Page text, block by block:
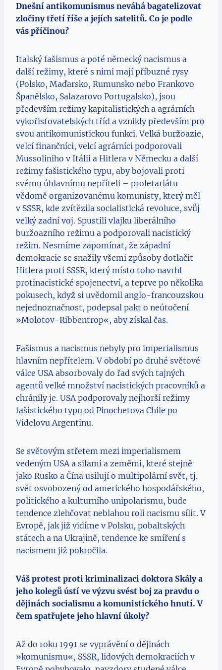
Dnešní antikomunismus neváhá bagatelizovat
zločiny třetí říše a jejích satelitů. Co je podle
vás příčinou?
Italský fašismus a poté německý nacismus a
další režimy, které s nimi mají příbuzné rysy
(Polsko, Maďarsko, Rumunsko nebo Frankovo
Španělsko, Salazarovo Portugalsko), jsou
především režimy kapitalistických a agrárních
vykořisťovatelských tříd a vznikly především pro
svou antikomunistickou funkci. Velká buržoazie,
velcí finančníci, velcí agrárníci podporovali
Mussoliniho v Itálii a Hitlera v Německu a další
režimy fašistického typu, aby bojovali proti
svému úhlavnímu nepříteli – proletariátu
vědomě organizovanému komunisty, který měl
v SSSR, kde zvítězila socialistická revoluce, svůj
velký zadní voj. Spustili vlajku liberálního
buržoazního režimu a podporovali nacistický
režim. Nesmíme zapomínat, že západní
demokracie se snažily všemi způsoby dotlačit
Hitlera proti SSSR, který místo toho navrhl
protinacistické spojenectví, a teprve po několika
pokusech, když si uvědomil anglo-francouzskou
nejednoznačnost, podepsal pakt o neútočení
»Molotov-Ribbentrop«, aby získal čas.
Fašismus a nacismus nebyly pro imperialismus
hlavním nepřítelem. V období po druhé světové
válce USA absorbovaly do řad svých tajných
agentů velké množství nacistických pracovníků a
chránily je. USA podporovaly nejhorší režimy
fašistického typu od Pinochetova Chile po
Videlovu Argentinu.
Se světovým střetem mezi imperialismem
vedeným USA a silami a zeměmi, které stejně
jako Rusko a Čína usilují o multipolární svět, tj.
svět osvobozený od amerického hospodářského,
politického a kulturního unipolarismu, bude
tendence zlehčovat neblahou roli nacismu sílit. V
Evropě, jak již vidíme v Polsku, pobaltských
státech a na Ukrajině, tendence ke smíření s
nacismem již pokročila.
Váš protest proti kriminalizaci doktora Skály a
jeho kolegů ústí ve výzvu svést boj za pravdu o
dějinách socialismu a komunistického hnutí. V
čem spatřujete jeho hlavní úkoly?
Až do roku 1991 se vyprávění o dějinách
»komunismu«, SSSR, lidových demokraciích v